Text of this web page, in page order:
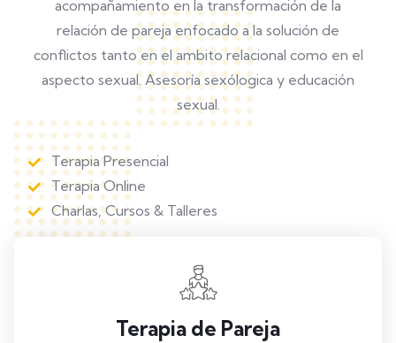
acompañamiento en la transformación de la
relación de pareja enfocado a la solución de
conflictos tanto en el ambito relacional como en el
aspecto sexual. Asesoría sexólogica y educación
sexual.
Terapia Presencial
Terapia Online
Charlas, Cursos & Talleres
Terapia de Pareja